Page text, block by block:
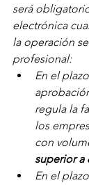
será
electrónica
la operación
profesional:
En el
regula la
los
con
superior a
En el